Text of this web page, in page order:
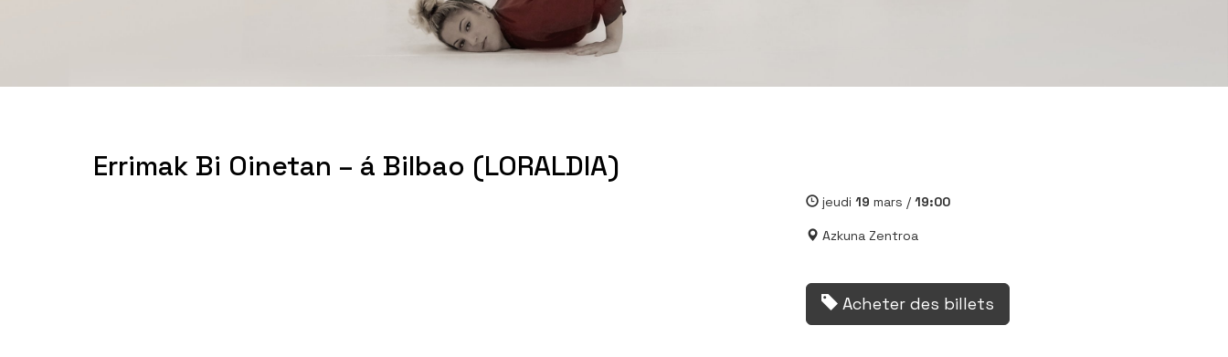
Errimak Bi Oinetan – á Bilbao (LORALDIA)
jeudi 19 mars / 19:00
Azkuna Zentroa
Acheter des billets